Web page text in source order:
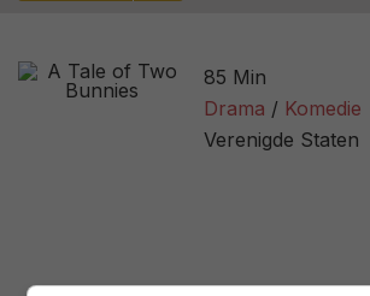
85 Min
Drama
Komedie
Verenigde Staten